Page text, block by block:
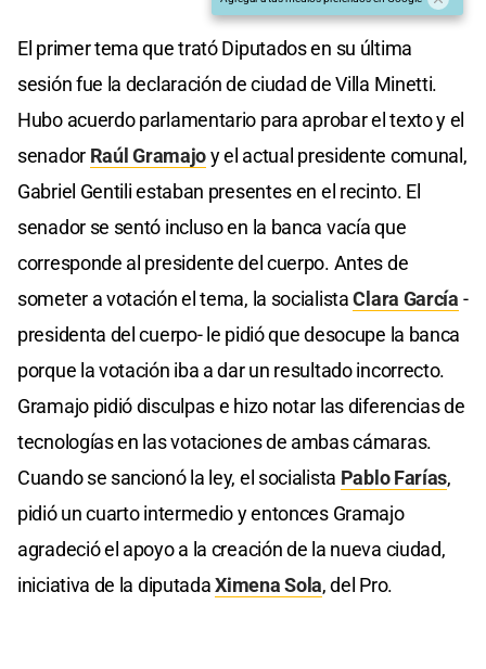
El primer tema que trató Diputados en su última
sesión fue la declaración de ciudad de Villa Minetti.
Hubo acuerdo parlamentario para aprobar el texto y el
senador Raúl Gramajoy el actual presidente comunal,
Gabriel Gentili estaban presentes en el recinto. El
senador se sentó incluso en la banca vacía que
corresponde al presidente del cuerpo. Antes de
someter a votación el tema, la socialistaClara García -
presidenta del cuerpo- le pidió que desocupe la banca
porque la votación iba a dar un resultado incorrecto.
Gramajo pidió disculpas e hizo notar las diferencias de
tecnologías en las votaciones de ambas cámaras.
Cuando se sancionó la ley, el socialista Pablo Farías,
pidió un cuarto intermedio y entonces Gramajo
agradeció el apoyo a la creación de la nueva ciudad,
iniciativa de la diputadaXimena Sola, del Pro.